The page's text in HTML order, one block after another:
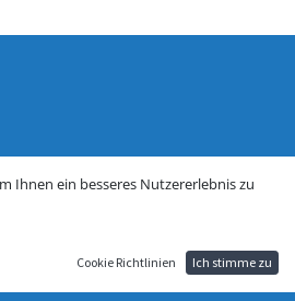
Ihnen ein besseres Nutzererlebnis zu
Cookie Richtlinien Ich stimme zu